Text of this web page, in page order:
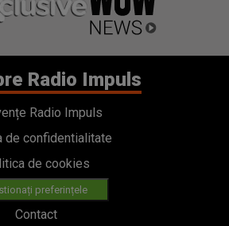
Radio Impuls
Radio Impuls
de confidentialitate
de cookies
preferințele
Contact